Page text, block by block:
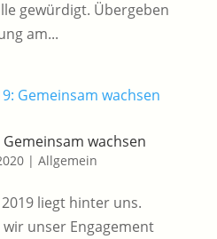
gewürdigt. Übergeben
am...
wachsen
| Allgemein
liegt hinter uns.
unser Engagement